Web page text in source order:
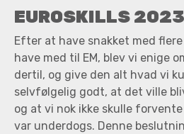
EUROSKILLS
Efter at have snakket med
have med til EM, blev vi enige
dertil, og give den alt hvad vi
selvfølgelig godt, at det ville
og at vi nok ikke skulle
var underdogs. Denne